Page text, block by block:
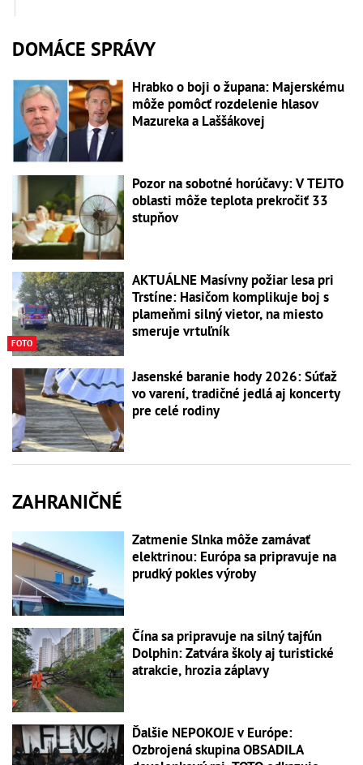
DOMÁCE SPRÁVY
Hrabko o boji o župana: Majerskému
môže pomôcť rozdelenie hlasov
Mazureka a Laššákovej
Pozor na sobotné horúčavy: V TEJTO
oblasti môže teplota prekročiť 33
stupňov
FOTO
AKTUÁLNE Masívny požiar lesa pri
Trstíne: Hasičom komplikuje boj s
plameňmi silný vietor, na miesto
smeruje vrtuľník
Jasenské baranie hody 2026: Súťaž
vo varení, tradičné jedlá aj koncerty
pre celé rodiny
ZAHRANIČNÉ
Zatmenie Slnka môže zamávať
elektrinou: Európa sa pripravuje na
prudký pokles výroby
Čína sa pripravuje na silný tajfún
Dolphin: Zatvára školy aj turistické
atrakcie, hrozia záplavy
Ďalšie NEPOKOJE v Európe:
Ozbrojená skupina OBSADILA